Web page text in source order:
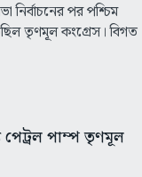
নির্বাচনের পর পশ্চিম
তৃণমূল কংগ্রেস। বিগত
পাম্প তৃণমূল